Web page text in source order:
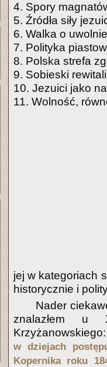
4. Spory
5. Źródła siły
6. Walka o
7. Polityka
8. Polska strefa
9. Sobieski
10. Jezuici jako
11. Wolność,
jej w kategoriach
historycznie i
Nader
znalazłem u
w dziejach
Kopernika roku